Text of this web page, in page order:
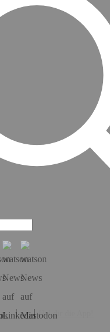
Hol dir die App!